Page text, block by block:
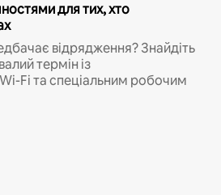
для тих, хто
відрядження? Знайдіть
термін із
Fi та спеціальним робочим